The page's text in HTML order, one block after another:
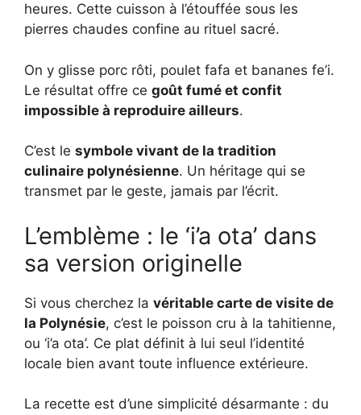
heures. Cette cuisson à l’étouffée sous les
pierres chaudes confine au rituel sacré.
On y glisse porc rôti, poulet fafa et bananes fe’i.
Le résultat offre ce goût fumé et confit
impossible à reproduire ailleurs.
C’est le symbole vivant de la tradition
culinaire polynésienne. Un héritage qui se
transmet par le geste, jamais par l’écrit.
L’emblème : le ‘i’a ota’ dans
sa version originelle
Si vous cherchez la véritable carte de visite de
la Polynésie, c’est le poisson cru à la tahitienne,
ou ‘i’a ota’. Ce plat définit à lui seul l’identité
locale bien avant toute influence extérieure.
La recette est d’une simplicité désarmante : du